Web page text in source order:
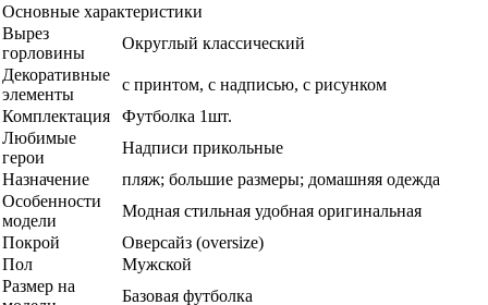
Основные характеристики
Вырез
горловины
Округлый классический
Декоративные
элементы
с принтом, с надписью, с рисунком
Комплектация
Футболка 1шт.
Любимые
герои
Надписи прикольные
Назначение
пляж; большие размеры; домашняя одежда
Особенности
модели
Модная стильная удобная оригинальная
Покрой
Оверсайз (oversize)
Пол
Мужской
Размер на
Базовая футболка